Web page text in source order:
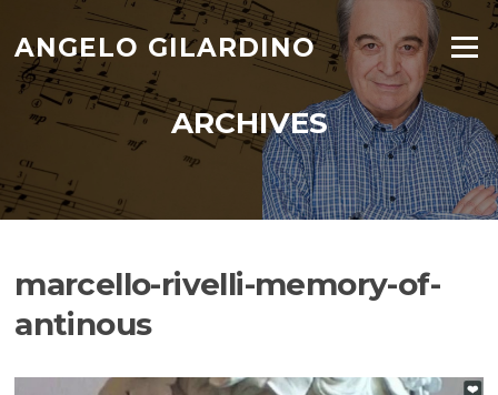
content
ANGELO GILARDINO Menu
ARCHIVES
marcello-rivelli-memory-of-
antinous